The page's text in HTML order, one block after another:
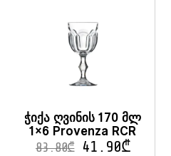
ჭიქა ღვინის 170 მლ
1×6 Provenza RCR
83.80₾ 41.90₾